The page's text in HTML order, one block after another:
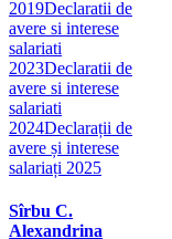
2019Declaratii de
avere si interese
salariati
2023Declaratii de
avere si interese
salariati
2024Declarații de
avere și interese
salariați 2025
Sîrbu C.
Alexandrina